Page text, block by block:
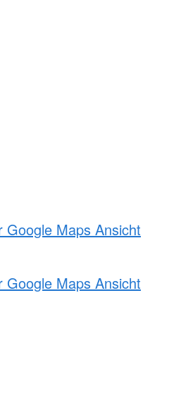
Google Maps Ansicht
Google Maps Ansicht